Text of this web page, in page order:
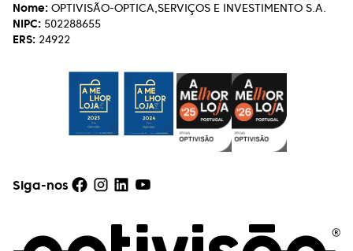
qualquer reparação faz querer continuar a
escolher lá os próximos óculos!
Rui Caseiro
Uma óptica de excelência, a todos os níveis!
Recomendo!!!
Nome: OPTIVISÃO-OPTICA,SERVIÇOS E INVESTIMENTO S.A.
NIPC: 502288655
ERS: 24922
Siga-nos